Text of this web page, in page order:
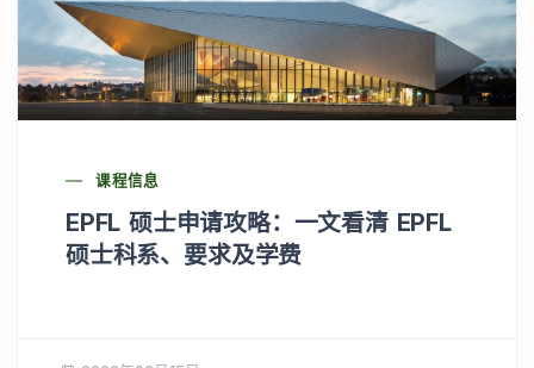
课程信息
EPFL 硕士申请攻略：一文看清 EPFL
硕士科系、要求及学费